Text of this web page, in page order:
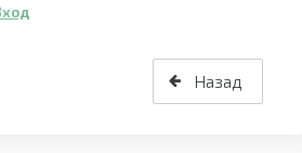
Назад